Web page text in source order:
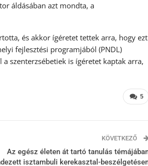
áldásában azt mondta, a
és akkor ígéretet tettek arra, hogy ezt
fejlesztési programjából (PNDL)
szenterzsébetiek is ígéretet kaptak arra,
5
KÖVETKEZŐ
Az egész életen át tartó tanulás
isztambuli kerekasztal-